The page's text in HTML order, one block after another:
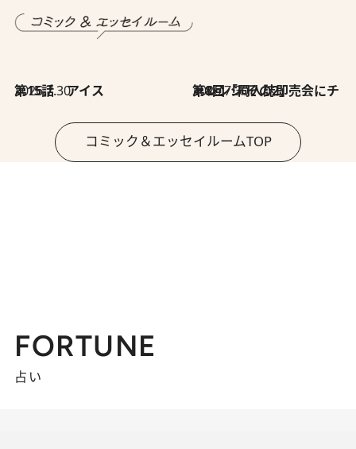
2026.7.30
第15話 アイス 2026.7.30
第8回「同人誌即売会にチャレンジ その2」
コミック＆エッセイルームTOP
FORTUNE
占い